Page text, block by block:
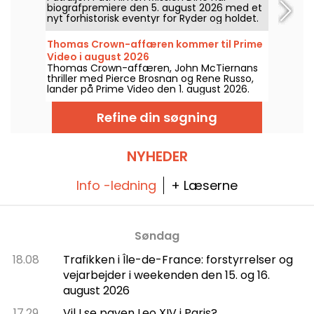
biografpremiere den 5. august 2026 med et
nyt forhistorisk eventyr for Ryder og holdet.
Thomas Crown-affæren kommer til Prime
Video i august 2026
Thomas Crown-affæren, John McTiernans
thriller med Pierce Brosnan og Rene Russo,
lander på Prime Video den 1. august 2026.
Refine din søgning
NYHEDER
Info -ledning + Læserne
Søndag
18.08
Trafikken i Île-de-France: forstyrrelser og
vejarbejder i weekenden den 15. og 16.
august 2026